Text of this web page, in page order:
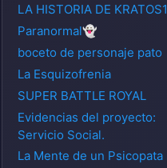
LA HISTORIA DE KRATOS1
Paranormal👻
boceto de personaje pato
La Esquizofrenia
SUPER BATTLE ROYAL
Evidencias del proyecto:
Servicio Social.
La Mente de un Psicopata